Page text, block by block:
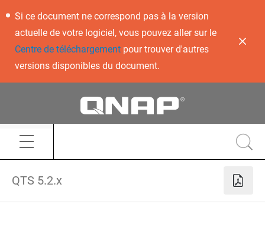
Si ce document ne correspond pas à la version
actuelle de votre logiciel, vous pouvez aller sur le
Centre de téléchargementpour trouver d'autres
versions disponibles du document.
QTS 5.2.x